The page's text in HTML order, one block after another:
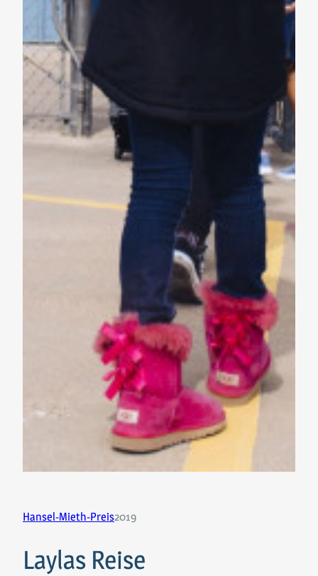
Hansel-Mieth-Preis2019
Laylas Reise